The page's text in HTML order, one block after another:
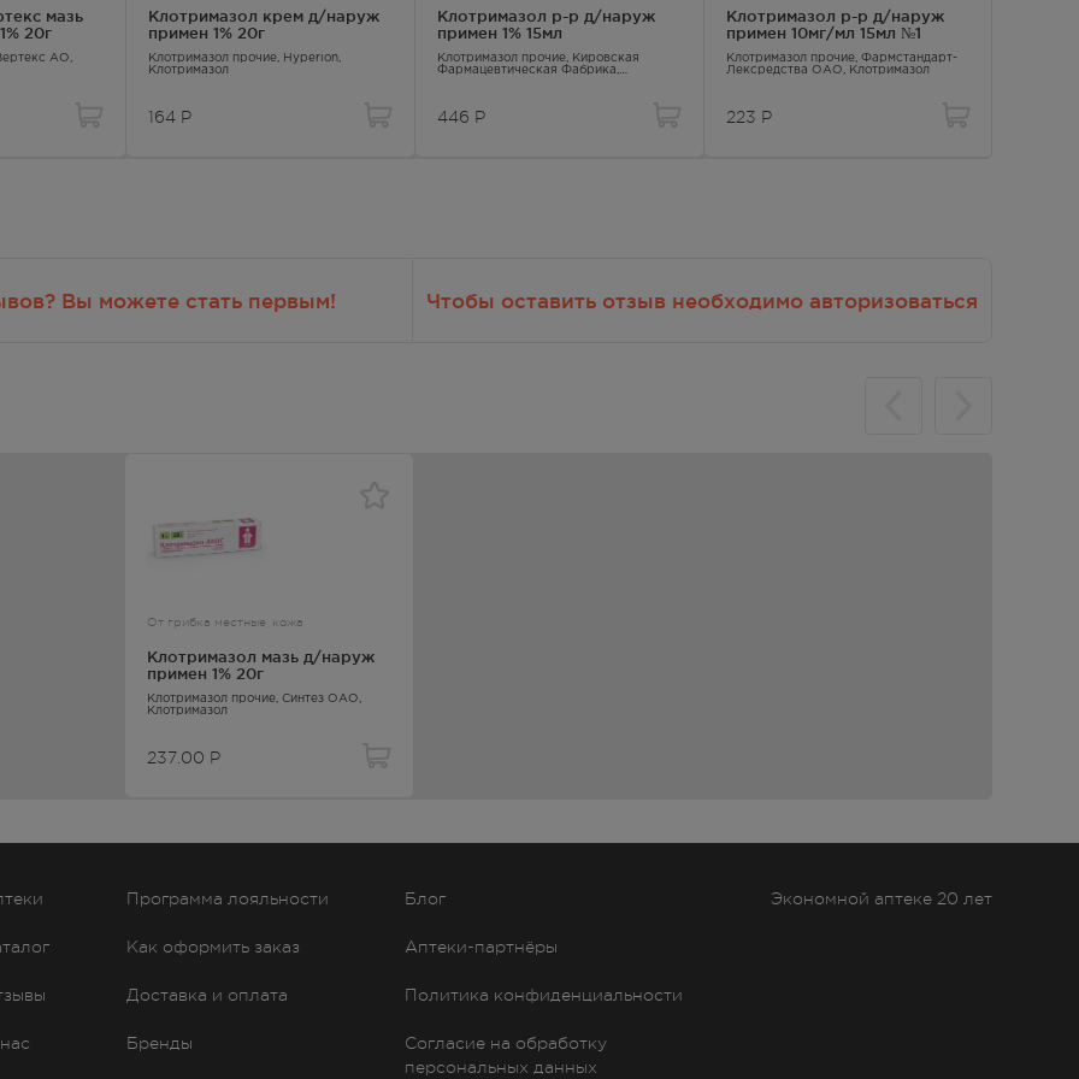
лекарственными препаратами и
другие виды взаимодействия
периодически контролировать функциональное состояние печени.
кандидозы, вызванные дерматофитами, дрожжевыми (включая
возбудителями, чувствительными к клотримазолу;
не было установлено, что применение препарата в период
отрицательное влияние на здоровье женщины или плода
оболочки и практически не оказывает системного действия.
мазь
20г
АО,
Клотримазол крем д/наруж
примен 1% 20г
Клотримазол прочие, Hyperion,
Клотримазол
164 Р
Клотримазол р-р д/наруж
примен 1% 15мл
Клотримазол прочие, Кировская
Фармацевтическая Фабрика,
446 Р
Клотримазол р-р д/наруж
примен 10мг/мл 15мл №1
Клотримазол прочие, Фармстандарт-
Лексредства ОАО, Клотримазол
223 Р
Чтобы оставить отзыв необходимо авторизоваться
Вы можете стать первым!
От грибка местные, кожа
Клотримазол мазь д/наруж
примен 1% 20г
Клотримазол прочие, Синтез ОАО,
Клотримазол
237.00 Р
Программа лояльности
Как оформить заказ
Доставка и оплата
Бренды
Блог
Аптеки-партнёры
Политика конфиденциальности
Согласие на обработку
персональных данных
Экономной аптеке 20 лет